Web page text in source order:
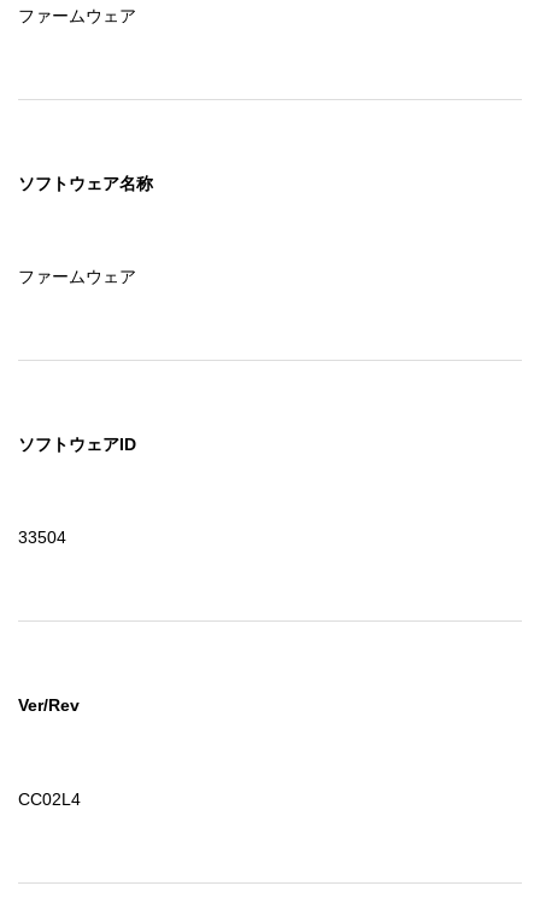
セイコーエプソン株式会社に帰属します。
ファームウェア
ソフトウェア名称
ファームウェア
ソフトウェアID
33504
Ver/Rev
CC02L4